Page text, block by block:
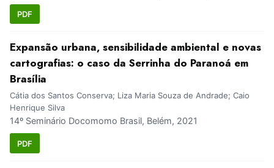
PDF
Expansão urbana, sensibilidade ambiental e novas
cartografias: o caso da Serrinha do Paranoá em
Brasília
Cátia dos Santos Conserva; Liza Maria Souza de Andrade; Caio
Henrique Silva
14º Seminário Docomomo Brasil, Belém, 2021
PDF